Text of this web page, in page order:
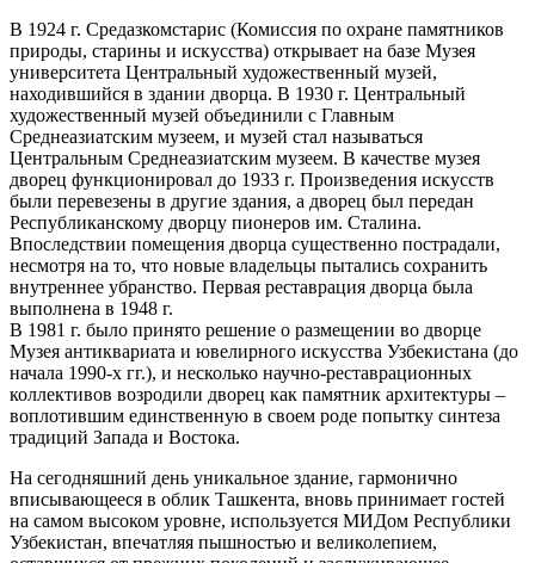
В 1924 г. Средазкомстарис (Комиссия по охране памятников
природы, старины и искусства) открывает на базе Музея
университета Центральный художественный музей,
находившийся в здании дворца. В 1930 г. Центральный
художественный музей объединили с Главным
Среднеазиатским музеем, и музей стал называться
Центральным Среднеазиатским музеем. В качестве музея
дворец функционировал до 1933 г. Произведения искусств
были перевезены в другие здания, а дворец был передан
Республиканскому дворцу пионеров им. Сталина.
Впоследствии помещения дворца существенно пострадали,
несмотря на то, что новые владельцы пытались сохранить
внутреннее убранство. Первая реставрация дворца была
выполнена в 1948 г.
В 1981 г. было принято решение о размещении во дворце
Музея антиквариата и ювелирного искусства Узбекистана (до
начала 1990-х гг.), и несколько научно-реставрационных
коллективов возродили дворец как памятник архитектуры –
воплотившим единственную в своем роде попытку синтеза
традиций Запада и Востока.
На сегодняшний день уникальное здание, гармонично
вписывающееся в облик Ташкента, вновь принимает гостей
на самом высоком уровне, используется МИДом Республики
Узбекистан, впечатляя пышностью и великолепием,